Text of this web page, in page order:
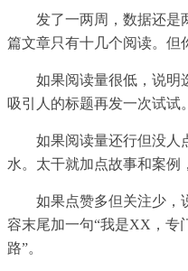
发了一两周，数据还是
篇文章只有十几个阅读。但
如果阅读量很低，说明
吸引人的标题再发一次试试。
如果阅读量还行但没人
水。太干就加点故事和案例
如果点赞多但关注少，
容末尾加一句“我是XX，专
路”。